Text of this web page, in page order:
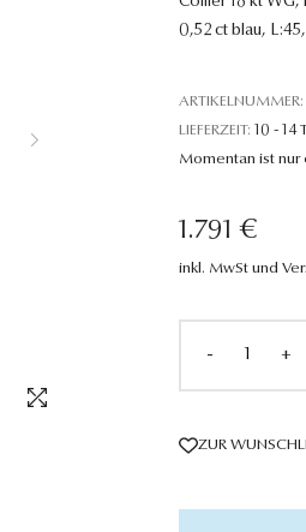
0,52 ct blau,
ARTIKELNUMMER:
LIEFERZEIT: 10 - 14
Momentan ist nur
1.791 €
inkl. MwSt und
- +
ZUR